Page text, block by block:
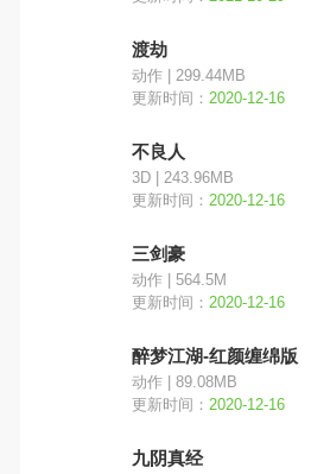
渡劫
动作 | 299.44MB
更新时间： 2020-12-16
不良人
3D | 243.96MB
更新时间： 2020-12-16
三剑豪
动作 | 564.5M
更新时间： 2020-12-16
醉梦江湖-红颜缠绵版
动作 | 89.08MB
更新时间： 2020-12-16
九阴真经